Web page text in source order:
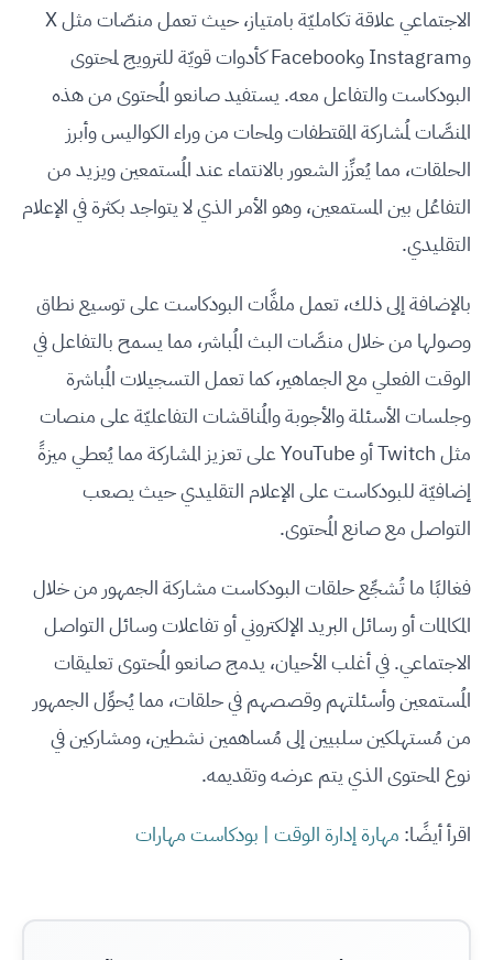
الاجتماعي علاقة تكامليّة بامتياز، حيث تعمل منصّات مثل X
وInstagram وFacebook كأدوات قويّة للترويج لمحتوى
البودكاست والتفاعل معه. يستفيد صانعو المُحتوى من هذه
المنصَّات لمُشاركة المقتطفات ولمحات من وراء الكواليس وأبرز
الحلقات، مما يُعزِّز الشعور بالانتماء عند المُستمعين ويزيد من
التفاعُل بين المستمعين، وهو الأمر الذي لا يتواجد بكثرة في الإعلام
التقليدي.
بالإضافة إلى ذلك، تعمل ملفَّات البودكاست على توسيع نطاق
وصولها من خلال منصَّات البث المُباشر، مما يسمح بالتفاعل في
الوقت الفعلي مع الجماهير، كما تعمل التسجيلات المُباشرة
وجلسات الأسئلة والأجوبة والمُناقشات التفاعليّة على منصات
مثل Twitch أو YouTube على تعزيز المشاركة مما يُعطي ميزةً
إضافيّة للبودكاست على الإعلام التقليدي حيث يصعب
التواصل مع صانع المُحتوى.
فغالبًا ما تُشجِّع حلقات البودكاست مشاركة الجمهور من خلال
المكالمات أو رسائل البريد الإلكتروني أو تفاعلات وسائل التواصل
الاجتماعي. في أغلب الأحيان، يدمج صانعو المُحتوى تعليقات
المُستمعين وأسئلتهم وقصصهم في حلقات، مما يُحوِّل الجمهور
من مُستهلكين سلبيين إلى مُساهمين نشطين، ومشاركين في
نوع المحتوى الذي يتم عرضه وتقديمه.
اقرأ أيضًا: مهارة إدارة الوقت | بودكاست مهارات